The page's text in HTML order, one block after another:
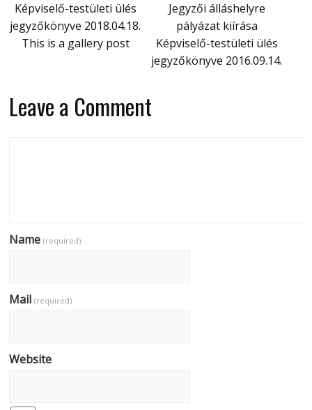
Képviselő-testületi ülés
jegyzőkönyve 2018.04.18.
Jegyzői álláshelyre
pályázat kiírása
This is a gallery post
Képviselő-testületi ülés
jegyzőkönyve 2016.09.14.
Leave a Comment
Name(required)
Mail(required)
Website